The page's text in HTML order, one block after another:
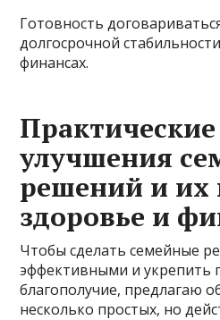
Готовность
долгосрочной
финансах.
улучшения
решений и их
здоровье и
Чтобы сделать семейные
эффективными и укрепить
благополучие, предлагаю
несколько простых, но